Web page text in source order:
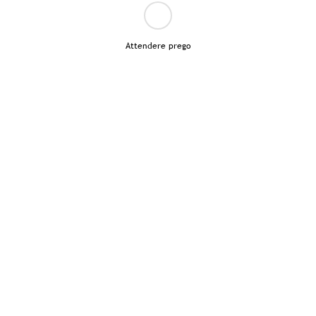
Attendere prego